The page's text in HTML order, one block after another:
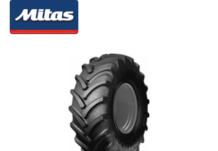
Bildergalerie überspringen